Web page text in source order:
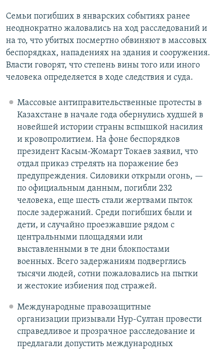
Семьи погибших в январских событиях ранее
неоднократно жаловались на ход расследований и
на то, что убитых посмертно обвиняют в массовых
беспорядках, нападениях на здания и сооружения.
Власти говорят, что степень вины того или иного
человека определяется в ходе следствия и суда.
Массовые антиправительственные протесты в
Казахстане в начале года обернулись худшей в
новейшей истории страны вспышкой насилия
и кровопролитием. На фоне беспорядков
президент Касым-Жомарт Токаев заявил, что
отдал приказ стрелять на поражение без
предупреждения. Силовики открыли огонь, —
по официальным данным, погибли 232
человека, еще шесть стали жертвами пыток
после задержаний. Среди погибших были и
дети, и случайно проезжавшие рядом с
центральными площадями или
выставленными в те дни блокпостами
военных. Всего задержаниям подверглись
тысячи людей, сотни пожаловались на пытки
и жестокие избиения под стражей.
Международные правозащитные
организации призывали Нур-Султан провести
справедливое и прозрачное расследование и
предлагали допустить международных